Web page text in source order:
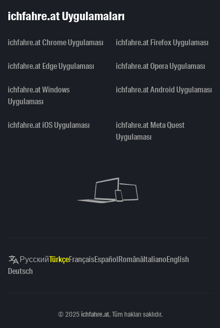
ichfahre.at Uygulamaları
ichfahre.at Chrome Uygulaması ichfahre.at Firefox Uygulaması
ichfahre.at Edge Uygulaması ichfahre.at Opera Uygulaması
ichfahre.at Windows
Uygulaması
ichfahre.at Android Uygulaması
ichfahre.at iOS Uygulaması
ichfahre.at Meta Quest
Uygulaması
РусскийTürkçeFrançaisEspañolRomânăItalianoEnglish
Deutsch
Copyright
© 2025ichfahre.at. Tüm hakları saklıdır.